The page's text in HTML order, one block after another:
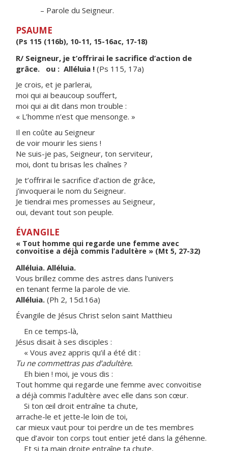
– Parole du Seigneur.
PSAUME
(Ps 115 (116b), 10-11, 15-16ac, 17-18)
R/ Seigneur, je t’offrirai le sacrifice d’action de
grâce. ou : Alléluia ! (Ps 115, 17a)
Je crois, et je parlerai,
moi qui ai beaucoup souffert,
moi qui ai dit dans mon trouble :
« L’homme n’est que mensonge. »
Il en coûte au Seigneur
de voir mourir les siens !
Ne suis-je pas, Seigneur, ton serviteur,
moi, dont tu brisas les chaînes ?
Je t’offrirai le sacrifice d’action de grâce,
j’invoquerai le nom du Seigneur.
Je tiendrai mes promesses au Seigneur,
oui, devant tout son peuple.
ÉVANGILE
« Tout homme qui regarde une femme avec
convoitise a déjà commis l’adultère » (Mt 5, 27-32)
Alléluia. Alléluia.
Vous brillez comme des astres dans l’univers
en tenant ferme la parole de vie.
Alléluia. (Ph 2, 15d.16a)
Évangile de Jésus Christ selon saint Matthieu
En ce temps-là,
Jésus disait à ses disciples :
« Vous avez appris qu’il a été dit :
Tu ne commettras pas d’adultère.
Eh bien ! moi, je vous dis :
Tout homme qui regarde une femme avec convoitise
a déjà commis l’adultère avec elle dans son cœur.
Si ton œil droit entraîne ta chute,
arrache-le et jette-le loin de toi,
car mieux vaut pour toi perdre un de tes membres
que d’avoir ton corps tout entier jeté dans la géhenne.
Et si ta main droite entraîne ta chute,